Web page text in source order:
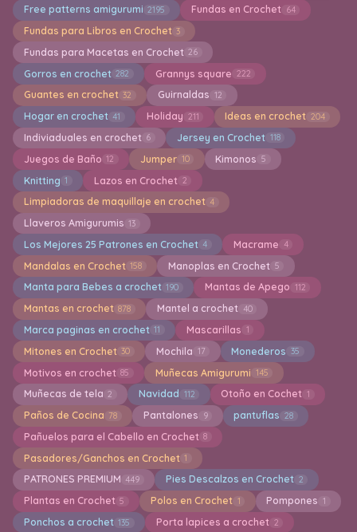
Free patterns amigurumi 2195 Fundas en Crochet 64
Fundas para Libros en Crochet 3
Fundas para Macetas en Crochet 26
Gorros en crochet 282 Grannys square 222
Guantes en crochet 32 Guirnaldas 12
Hogar en crochet 41 Holiday 211 Ideas en crochet 204
Indiviaduales en crochet 6 Jersey en Crochet 118
Juegos de Baño 12 Jumper 10 Kimonos 5
Knitting 1 Lazos en Crochet 2
Limpiadoras de maquillaje en crochet 4
Llaveros Amigurumis 13
Los Mejores 25 Patrones en Crochet 4 Macrame 4
Mandalas en Crochet 158 Manoplas en Crochet 5
Manta para Bebes a crochet 190 Mantas de Apego 112
Mantas en crochet 878 Mantel a crochet 40
Marca paginas en crochet 11 Mascarillas 1
Mitones en Crochet 30 Mochila 17 Monederos 35
Motivos en crochet 85 Muñecas Amigurumi 145
Muñecas de tela 2 Navidad 112 Otoño en Cochet 1
Paños de Cocina 78 Pantalones 9 pantuflas 28
Pañuelos para el Cabello en Crochet 8
Pasadores/Ganchos en Crochet 1
PATRONES PREMIUM 449 Pies Descalzos en Crochet 2
Plantas en Crochet 5 Polos en Crochet 1 Pompones 1
Ponchos a crochet 135 Porta lapices a crochet 2